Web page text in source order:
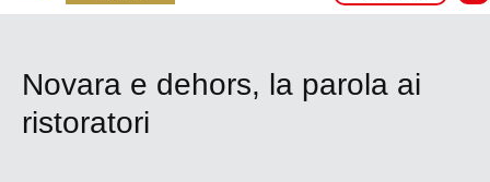
Novara e dehors, la parola ai
ristoratori